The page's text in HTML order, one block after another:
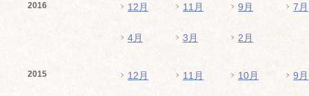
2016 12月 11月 9月 7月
4月 3月 2月
2015 12月 11月 10月 9月